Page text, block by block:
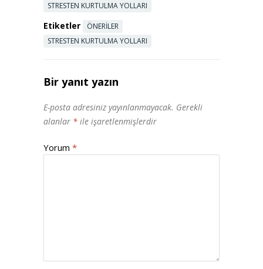
STRESTEN KURTULMA YOLLARI
Etiketler
ÖNERILER
STRESTEN KURTULMA YOLLARI
Bir yanıt yazın
E-posta adresiniz yayınlanmayacak. Gerekli
alanlar * ile işaretlenmişlerdir
Yorum *